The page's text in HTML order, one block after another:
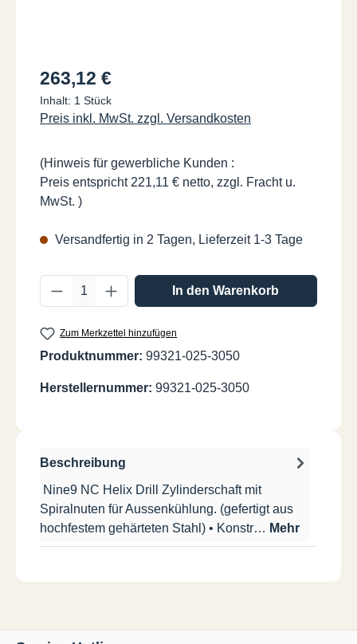
Regulärer Preis:
263,12 €
Inhalt: 1 Stück
Preis inkl. MwSt. zzgl. Versandkosten
(Hinweis für gewerbliche Kunden :
Preis entspricht 221,11 € netto, zzgl. Fracht u.
MwSt. )
Versandfertig in 2 Tagen, Lieferzeit 1-3 Tage
Produkt Anzahl: Gib den gewünschten
In den Warenkorb
Zum Merkzettel hinzufügen
Produktnummer: 99321-025-3050
Herstellernummer: 99321-025-3050
Beschreibung
Nine9 NC Helix Drill Zylinderschaft mit
Spiralnuten für Aussenkühlung. (gefertigt aus
hochfestem gehärteten Stahl) • Konstr… Mehr